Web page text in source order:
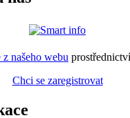
našeho webu
Chci se zaregistrovat